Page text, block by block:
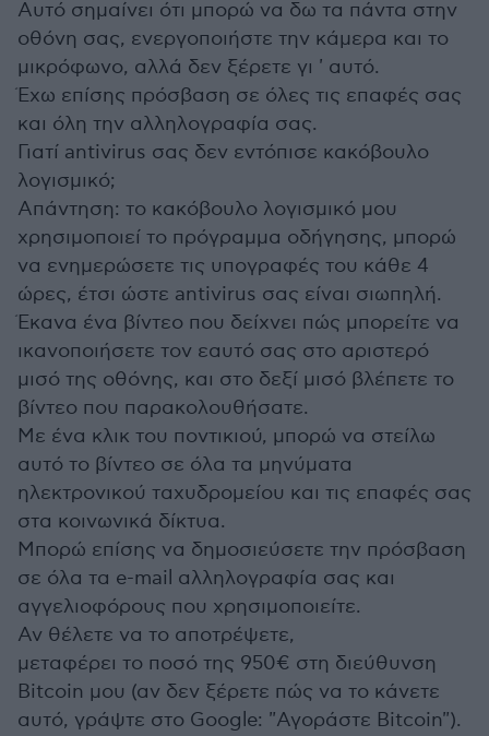
Αυτό σημαίνει ότι μπορώ να δω τα πάντα στην
οθόνη σας, ενεργοποιήστε την κάμερα και το
μικρόφωνο, αλλά δεν ξέρετε γι ' αυτό.
Έχω επίσης πρόσβαση σε όλες τις επαφές σας
και όλη την αλληλογραφία σας.
Γιατί antivirus σας δεν εντόπισε κακόβουλο
λογισμικό;
Απάντηση: το κακόβουλο λογισμικό μου
χρησιμοποιεί το πρόγραμμα οδήγησης, μπορώ
να ενημερώσετε τις υπογραφές του κάθε 4
ώρες, έτσι ώστε antivirus σας είναι σιωπηλή.
Έκανα ένα βίντεο που δείχνει πώς μπορείτε να
ικανοποιήσετε τον εαυτό σας στο αριστερό
μισό της οθόνης, και στο δεξί μισό βλέπετε το
βίντεο που παρακολουθήσατε.
Με ένα κλικ του ποντικιού, μπορώ να στείλω
αυτό το βίντεο σε όλα τα μηνύματα
ηλεκτρονικού ταχυδρομείου και τις επαφές σας
στα κοινωνικά δίκτυα.
Μπορώ επίσης να δημοσιεύσετε την πρόσβαση
σε όλα τα e-mail αλληλογραφία σας και
αγγελιοφόρους που χρησιμοποιείτε.
Αν θέλετε να το αποτρέψετε,
μεταφέρει το ποσό της 950€ στη διεύθυνση
Bitcoin μου (αν δεν ξέρετε πώς να το κάνετε
αυτό, γράψτε στο Google: "Αγοράστε Bitcoin").